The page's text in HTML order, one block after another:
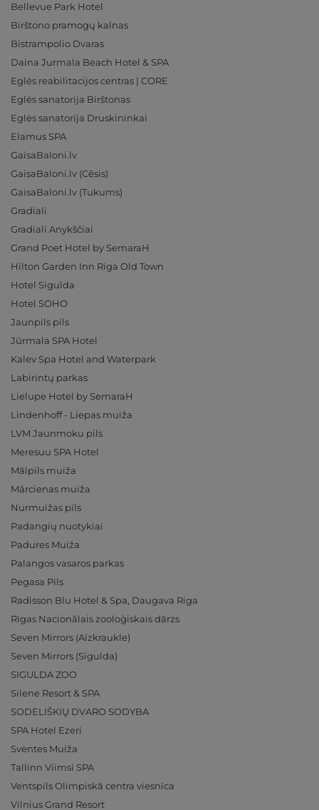
Bellevue Park Hotel
Birštono pramogų kalnas
Bistrampolio Dvaras
Daina Jurmala Beach Hotel & SPA
Eglės reabilitacijos centras | CORE
Eglės sanatorija Birštonas
Eglės sanatorija Druskininkai
Elamus SPA
GaisaBaloni.lv
GaisaBaloni.lv (Cēsis)
GaisaBaloni.lv (Tukums)
Gradiali
Gradiali Anykščiai
Grand Poet Hotel by SemaraH
Hilton Garden Inn Riga Old Town
Hotel Sigulda
Hotel SOHO
Jaunpils pils
Jūrmala SPA Hotel
Kalev Spa Hotel and Waterpark
Labirintų parkas
Lielupe Hotel by SemaraH
Lindenhoff - Liepas muiža
LVM Jaunmoku pils
Meresuu SPA Hotel
Mālpils muiža
Mārcienas muiža
Nurmuižas pils
Padangių nuotykiai
Padures Muiža
Palangos vasaros parkas
Pegasa Pils
Radisson Blu Hotel & Spa, Daugava Riga
Rīgas Nacionālais zooloģiskais dārzs
Seven Mirrors (Aizkraukle)
Seven Mirrors (Sigulda)
SIGULDA ZOO
Silene Resort & SPA
SODELIŠKIŲ DVARO SODYBA
SPA Hotel Ezeri
Sventes Muiža
Tallinn Viimsi SPA
Ventspils Olimpiskā centra viesnīca
Vilnius Grand Resort